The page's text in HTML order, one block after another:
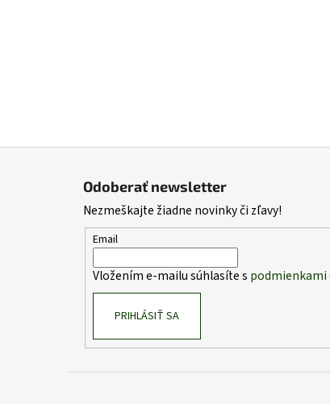
Odoberať newsletter
Nezmeškajte žiadne novinky či zľavy!
Email
Vložením e-mailu súhlasíte s podmienkami
PRIHLÁSIŤ SA